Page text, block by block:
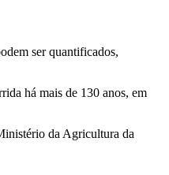
ser quantificados,
há mais de 130 anos, em
da Agricultura da